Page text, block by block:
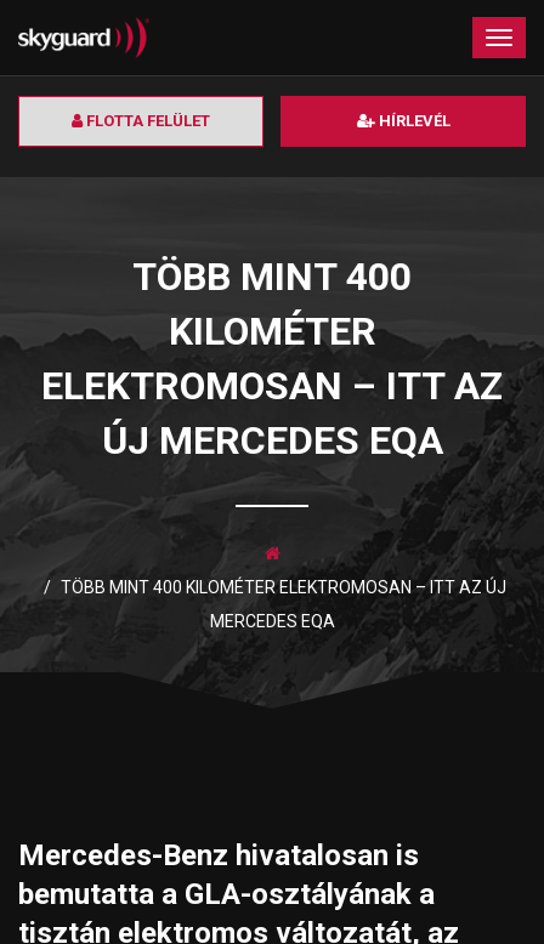
FLOTTA FELÜLET HÍRLEVÉL
×
TÖBB MINT 400
KILOMÉTER
ELEKTROMOSAN – ITT AZ
ÚJ MERCEDES EQA
TÖBB MINT 400 KILOMÉTER ELEKTROMOSAN – ITT AZ ÚJ
MERCEDES EQA
Mercedes-Benz hivatalosan is
bemutatta a GLA-osztályának a
tisztán elektromos változatát, az